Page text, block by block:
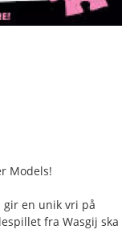
Models!
gir en unik vri på
fra Wasgij ska